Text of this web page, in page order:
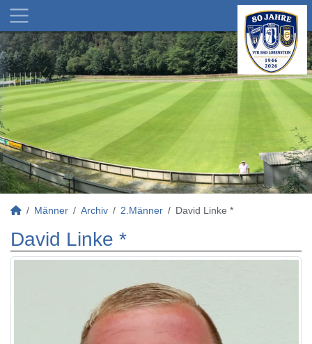
Männer Archiv 2.Männer David Linke *
David Linke *